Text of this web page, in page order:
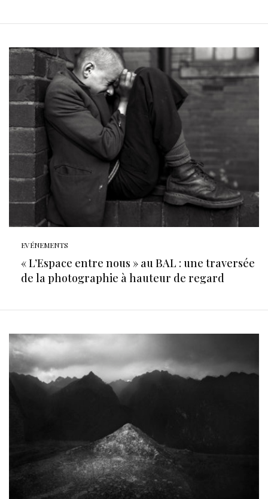
EVÉNEMENTS
« L’Espace entre nous » au BAL : une traversée
de la photographie à hauteur de regard